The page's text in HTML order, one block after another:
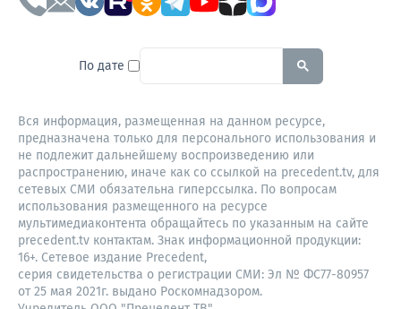
По дате To search this site, enter a
Вся информация, размещенная на данном ресурсе,
предназначена только для персонального использования и
не подлежит дальнейшему воспроизведению или
распространению, иначе как со ссылкой на precedent.tv, для
сетевых СМИ обязательна гиперссылка. По вопросам
использования размещенного на ресурсе
мультимедиаконтента обращайтесь по указанным на сайте
precedent.tv контактам. Знак информационной продукции:
16+. Сетевое издание Precedent,
серия свидетельства о регистрации СМИ: Эл № ФС77-80957
от 25 мая 2021г. выдано Роскомнадзором.